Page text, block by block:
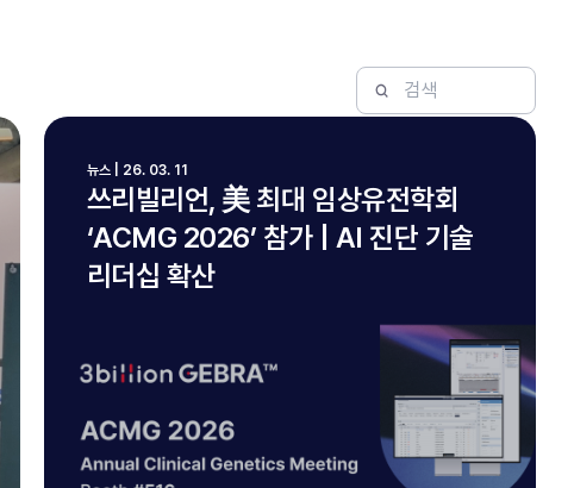
쓰리빌리언, 美 최대 임상유전학회
‘ACMG 2026’ 참가 | AI 진단 기술
리더십 확산
뉴스 | 26. 03. 11